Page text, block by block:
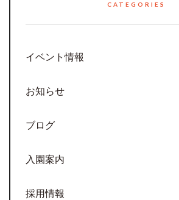
CATEGORIES
イベント情報
お知らせ
ブログ
入園案内
採用情報